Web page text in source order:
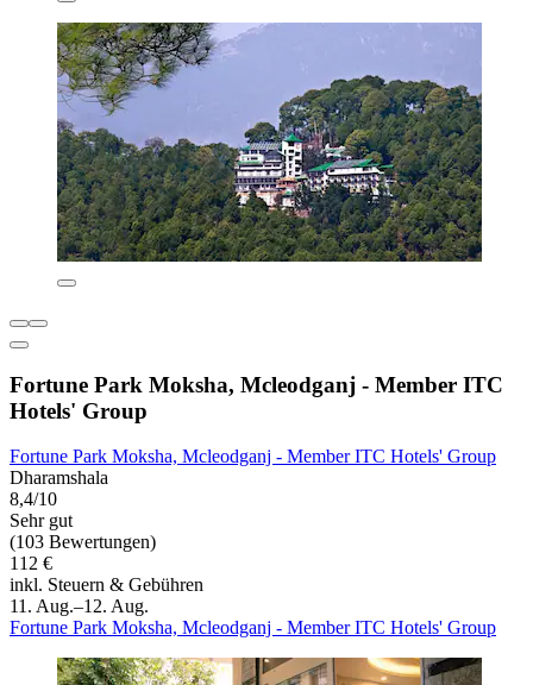
Fortune Park Moksha, Mcleodganj - Member ITC
Hotels' Group
Fortune Park Moksha, Mcleodganj - Member ITC Hotels' Group
Dharamshala
8,4/10
Sehr gut
(103 Bewertungen)
112 €
inkl. Steuern & Gebühren
11. Aug.–12. Aug.
Fortune Park Moksha, Mcleodganj - Member ITC Hotels' Group